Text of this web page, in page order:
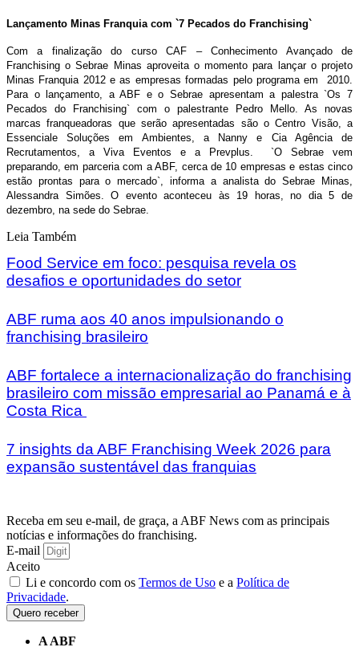
Lançamento Minas Franquia com `7 Pecados do Franchising`
Com a finalização do curso CAF – Conhecimento Avançado de
Franchising o Sebrae Minas aproveita o momento para lançar o projeto
Minas Franquia 2012 e as empresas formadas pelo programa em 2010.
Para o lançamento, a ABF e o Sebrae apresentam a palestra `Os 7
Pecados do Franchising` com o palestrante Pedro Mello. As novas
marcas franqueadoras que serão apresentadas são o Centro Visão, a
Essenciale Soluções em Ambientes, a Nanny e Cia Agência de
Recrutamentos, a Viva Eventos e a Prevplus. `O Sebrae vem
preparando, em parceria com a ABF, cerca de 10 empresas e estas cinco
estão prontas para o mercado`, informa a analista do Sebrae Minas,
Alessandra Simões. O evento aconteceu às 19 horas, no dia 5 de
dezembro, na sede do Sebrae.
Leia Também
Food Service em foco: pesquisa revela os
desafios e oportunidades do setor
ABF ruma aos 40 anos impulsionando o
franchising brasileiro
ABF fortalece a internacionalização do franchising
brasileiro com missão empresarial ao Panamá e à
Costa Rica
7 insights da ABF Franchising Week 2026 para
expansão sustentável das franquias
Receba em seu e-mail, de graça, a ABF News com as principais
notícias e informações do franchising.
E-mail
Aceito
Li e concordo com os Termos de Uso e a Política de
Privacidade.
Quero receber
A ABF